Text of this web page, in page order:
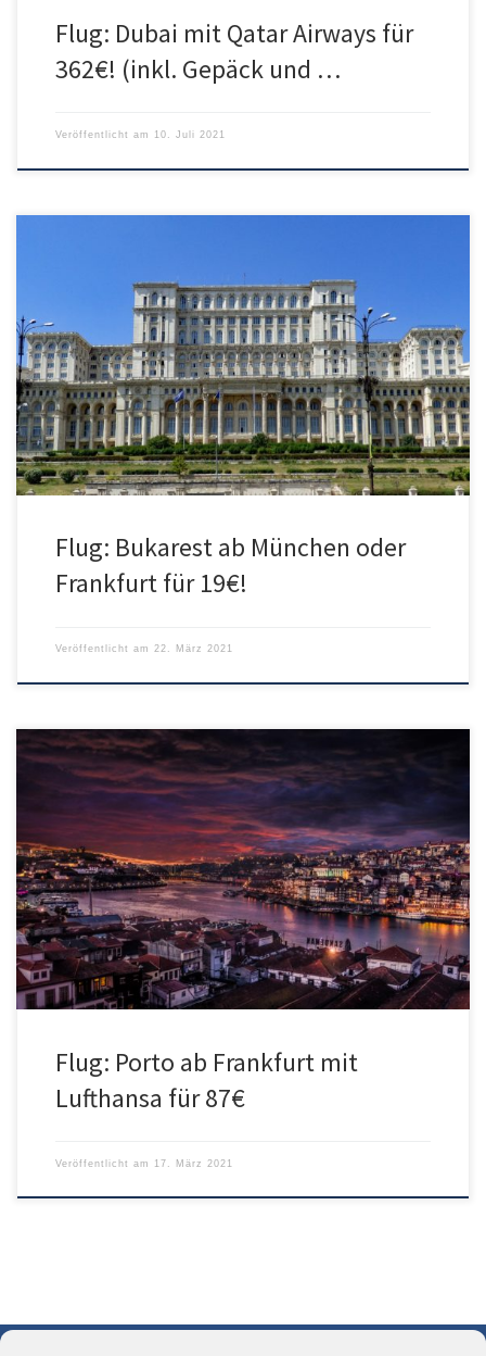
Flug: Dubai mit Qatar Airways für
362€! (inkl. Gepäck und …
Veröffentlicht am 10. Juli 2021
Die rumänische Airline Blue Air bietet aktuell Nonstop Flüge in die
Hauptstadt Bukarest sehr günstig mit Abflug von München oder
Frankfurt an. Verfügbarkeiten gibt es von April bis Juni. Um auf
einen Preis von 19€ zu kommen, muss der LIGHT Tarif gebucht
werden. Der beinhaltet allerdings nur ein kleines Handgepäck! […]
Flug: Bukarest ab München oder
Frankfurt für 19€!
Veröffentlicht am 22. März 2021
Fliegen in ein Nicht-Risikogebiet? Lufthansa machts möglich.
Lufthansa bietet aktuell günstige Flüge mit guten verfügbarkeiten
und guten Reisezeiten von Frankfurt nach Porto an. In den
Monaten Mai – Juli und Oktober – einige Monate in das Jahr 2022
gibt es viele Verfügbarkeiten für den Bestpreis von nur 87€. Somit
gibt […]
Flug: Porto ab Frankfurt mit
Lufthansa für 87€
Veröffentlicht am 17. März 2021